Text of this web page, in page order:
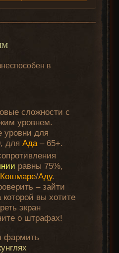
в
сложности с
уровнем.
уровни для
дляАда– 65+.
равны 75%,
Кошмаре/Аду.
– зайти
вы хотите
экран
о штрафах!
фармить